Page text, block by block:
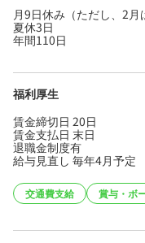
月9日休み（ただし、2月
夏休3日
年間110日
福利厚生
賃金締切日 20日
賃金支払日 末日
退職金制度有
給与見直し 毎年4月予定
交通費支給 賞与・ボ